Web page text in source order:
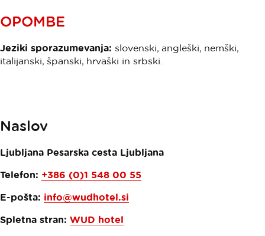
OPOMBE
Jeziki sporazumevanja: slovenski, angleški, nemški,
italijanski, španski, hrvaški in srbski.
Naslov
Ljubljana Pesarska cesta Ljubljana
Telefon: +386 (0)1 548 00 55
E-pošta: info@wudhotel.si
Spletna stran: WUD hotel